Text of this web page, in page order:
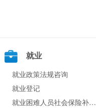
就业
就业政策法规咨询
就业登记
就业困难人员社会保险补贴申领